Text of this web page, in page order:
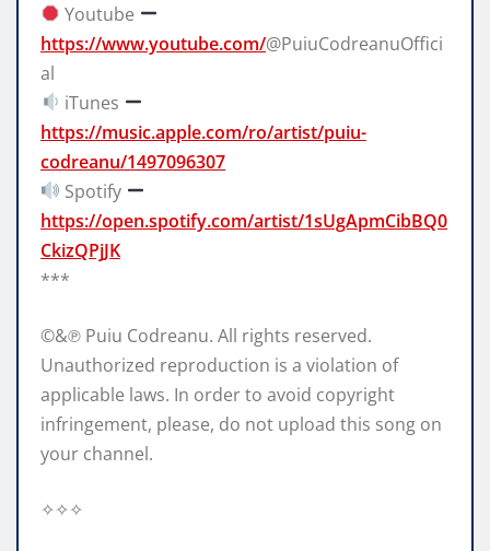
Youtube
https://www.youtube.com/@PuiuCodreanuOffici
al
iTunes
https://music.apple.com/ro/artist/puiu-
codreanu/1497096307
Spotify
https://open.spotify.com/artist/1sUgApmCibBQ0
CkizQPjJK
***
©&℗ Puiu Codreanu. All rights reserved.
Unauthorized reproduction is a violation of
applicable laws. In order to avoid copyright
infringement, please, do not upload this song on
your channel.
✧✧✧